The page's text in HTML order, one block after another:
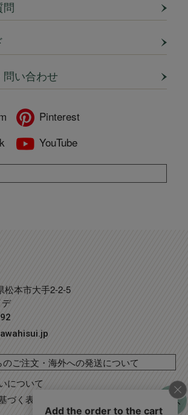
問
問い合わせ
Pinterest
YouTube
松本市大手2-2-5
ご注文・海外への発送について
について
づく表記